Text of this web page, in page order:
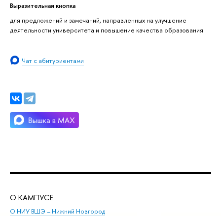
Выразительная кнопка
для предложений и замечаний, направленных на улучшение
деятельности университета и повышение качества образования
Чат с абитуриентами
О КАМПУСЕ
О НИУ ВШЭ – Нижний Новгород